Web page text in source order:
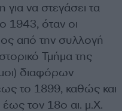
για να στεγάσει τα
1943, όταν οι
από την συλλογή
Τμήμα της
διαφόρων
το 1899, καθώς και
τον 18ο αι. μ.Χ.